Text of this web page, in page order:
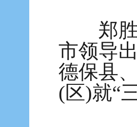
郑胜
市领导
德保县
(区)就“